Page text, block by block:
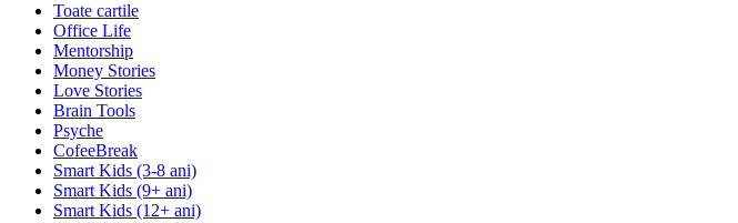
Toate cartile
Office Life
Mentorship
Money Stories
Love Stories
Brain Tools
Psyche
CofeeBreak
Smart Kids (3-8 ani)
Smart Kids (9+ ani)
Smart Kids (12+ ani)